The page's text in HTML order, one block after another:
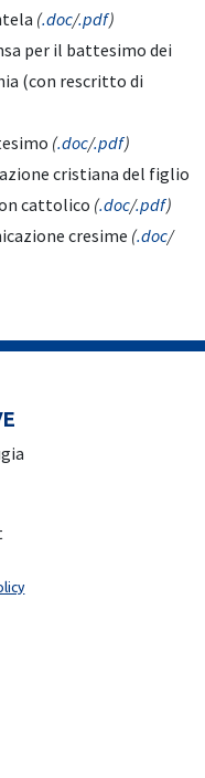
(.doc/.pdf)
per il battesimo dei
(con rescritto di
(.doc/.pdf)
cristiana del figlio
cattolico (.doc/.pdf)
cresime (.doc/